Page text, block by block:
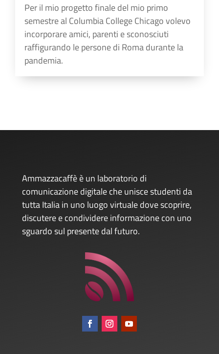
Per il mio progetto finale del mio primo
semestre al Columbia College Chicago volevo
incorporare amici, parenti e sconosciuti
raffigurando le persone di Roma durante la
pandemia.
Ammazzacaffè è un laboratorio di
comunicazione digitale che unisce studenti da
tutta Italia in uno luogo virtuale dove scoprire,
discutere e condividere informazione con uno
sguardo sul presente dal futuro.